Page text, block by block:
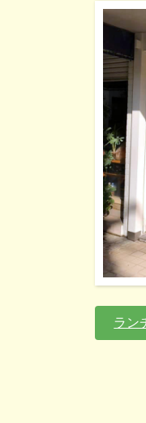
ラン